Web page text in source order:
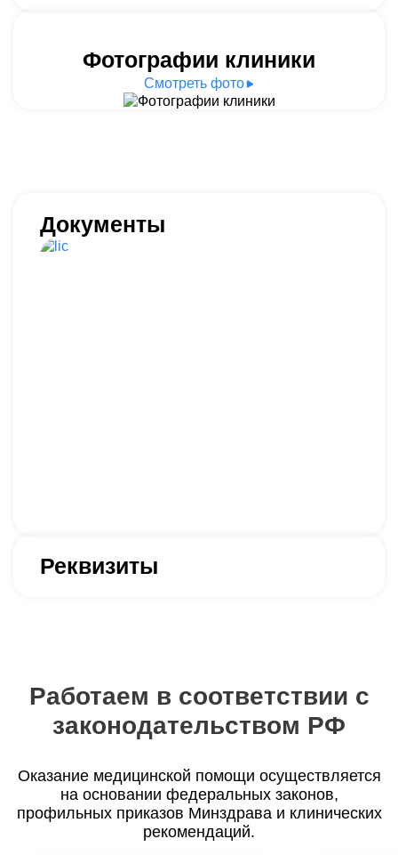
Фотографии клиники
Смотреть фото
Документы
Реквизиты
Работаем в соответствии с
законодательством РФ
Оказание медицинской помощи осуществляется
на основании федеральных законов,
профильных приказов Минздрава и клинических
рекомендаций.